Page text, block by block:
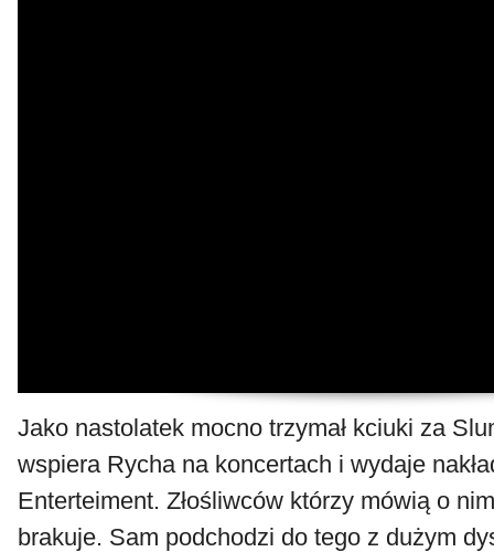
Jako nastolatek mocno trzymał kciuki za
wspiera Rycha na koncertach i wydaje
Enterteiment. Złośliwców którzy mówią o
brakuje. Sam podchodzi do tego z dużym